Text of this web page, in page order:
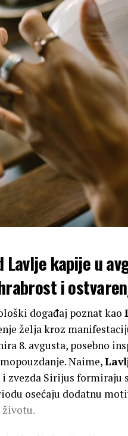
kapije u
i
događaj poznat kao
želja kroz
8. avgusta, posebno
Naime,
zvezda Sirijus formiraju
osećaju dodatnu